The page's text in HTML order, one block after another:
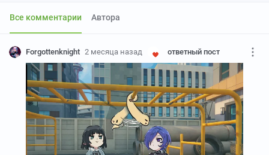
Все комментарии Автора
Forgottenknight 2 месяца назад ответный пост